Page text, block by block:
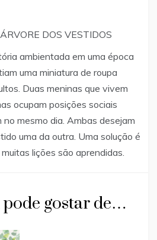
DOS VESTIDOS
ambientada em uma época
uma miniatura de roupa
Duas meninas que vivem
ocupam posições sociais
mesmo dia. Ambas desejam
uma da outra. Uma solução é
lições são aprendidas.
pode gostar de…